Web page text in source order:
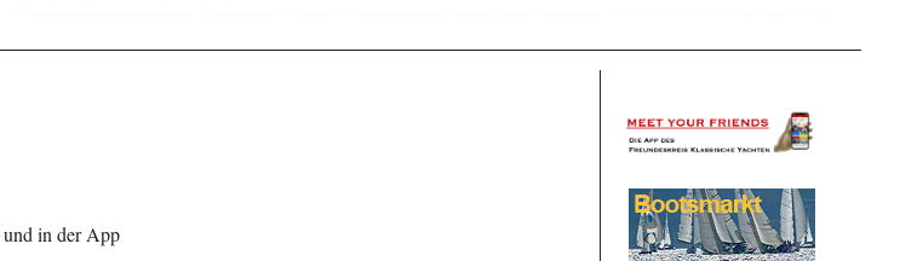
und in der App